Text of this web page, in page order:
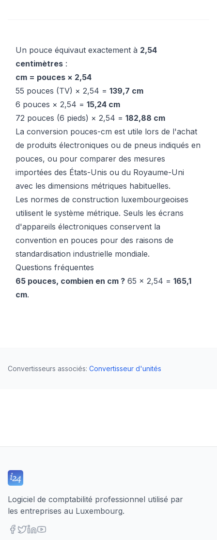
Un pouce équivaut exactement à 2,54
centimètres :
cm = pouces × 2,54
55 pouces (TV) × 2,54 = 139,7 cm
6 pouces × 2,54 = 15,24 cm
72 pouces (6 pieds) × 2,54 = 182,88 cm
La conversion pouces-cm est utile lors de l'achat
de produits électroniques ou de pneus indiqués en
pouces, ou pour comparer des mesures
importées des États-Unis ou du Royaume-Uni
avec les dimensions métriques habituelles.
Les normes de construction luxembourgeoises
utilisent le système métrique. Seuls les écrans
d'appareils électroniques conservent la
convention en pouces pour des raisons de
standardisation industrielle mondiale.
Questions fréquentes
65 pouces, combien en cm ? 65 × 2,54 = 165,1
cm.
Convertisseurs associés: Convertisseur d'unités
Logiciel de comptabilité professionnel utilisé par
les entreprises au Luxembourg.